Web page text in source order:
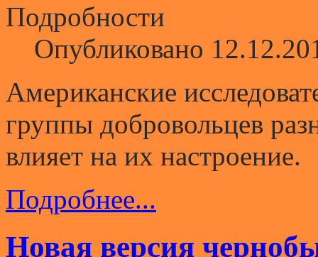
Подробности
Опубликовано
Американские
группы добровольцев
влияет на их настроение.
Подробнее...
Новая версия